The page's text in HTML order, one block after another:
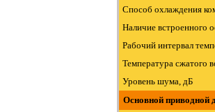
Способ охлаждения
Наличие встроенного
Рабочий интервал
Температура сжатого
Уровень шума, дБ
Основной приводной